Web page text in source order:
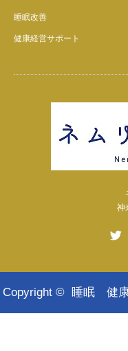
睡眠改善
健康経営サポート
神
Instagram
Copyright © 睡眠 健